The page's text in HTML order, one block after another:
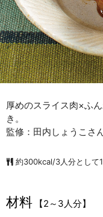
厚めのスライス肉×ふ
き。
監修：田内しょうこさ
約300kcal/3人分として
材料
【2～3人分】